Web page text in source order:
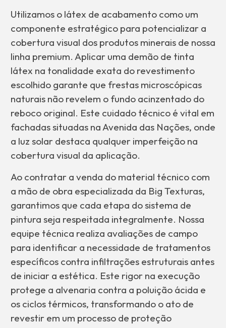
Utilizamos o látex de acabamento como um
componente estratégico para potencializar a
cobertura visual dos produtos minerais de nossa
linha premium. Aplicar uma demão de tinta
látex na tonalidade exata do revestimento
escolhido garante que frestas microscópicas
naturais não revelem o fundo acinzentado do
reboco original. Este cuidado técnico é vital em
fachadas situadas na Avenida das Nações, onde
a luz solar destaca qualquer imperfeição na
cobertura visual da aplicação.
Ao contratar a venda do material técnico com
a mão de obra especializada da Big Texturas,
garantimos que cada etapa do sistema de
pintura seja respeitada integralmente. Nossa
equipe técnica realiza avaliações de campo
para identificar a necessidade de tratamentos
específicos contra infiltrações estruturais antes
de iniciar a estética. Este rigor na execução
protege a alvenaria contra a poluição ácida e
os ciclos térmicos, transformando o ato de
revestir em um processo de proteção